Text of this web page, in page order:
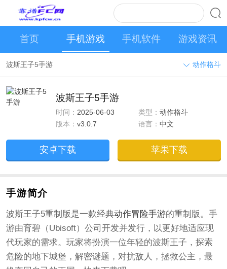
首页 手机游戏 手机软件 游戏资讯
波斯王子5手游 动作格斗
波斯王子5手游
时间： 2025-06-03 类型：动作格斗
版本：v3.0.7 语言：中文
安卓下载 苹果下载
手游简介
波斯王子5重制版是一款经典动作冒险手游的重制版。手
游由育碧（Ubisoft）公司开发并发行，以更好地适应现
代玩家的需求。玩家将扮演一位年轻的波斯王子，探索
危险的地下城堡，解密谜题，对抗敌人，拯救公主，最